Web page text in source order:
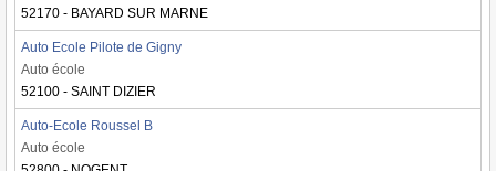
52170 - BAYARD SUR MARNE
Auto Ecole Pilote de Gigny
Auto école
52100 - SAINT DIZIER
Auto-Ecole Roussel B
Auto école